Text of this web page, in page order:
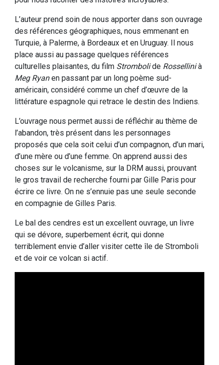
L’auteur prend soin de nous apporter dans son ouvrage
des références géographiques, nous emmenant en
Turquie, à Palerme, à Bordeaux et en Uruguay. Il nous
place aussi au passage quelques références
culturelles plaisantes, du film Strombolide Rossellinià
Meg Ryanen passant par un long poème sud-
américain, considéré comme un chef d’œuvre de la
littérature espagnole qui retrace le destin des Indiens.
L’ouvrage nous permet aussi de réfléchir au thème de
l’abandon, très présent dans les personnages
proposés que cela soit celui d’un compagnon, d’un mari,
d’une mère ou d’une femme. On apprend aussi des
choses sur le volcanisme, sur la DRM aussi, prouvant
le gros travail de recherche fourni par Gille Paris pour
écrire ce livre. On ne s’ennuie pas une seule seconde
en compagnie de Gilles Paris.
Le bal des cendres est un excellent ouvrage, un livre
qui se dévore, superbement écrit, qui donne
terriblement envie d’aller visiter cette île de Stromboli
et de voir ce volcan si actif.